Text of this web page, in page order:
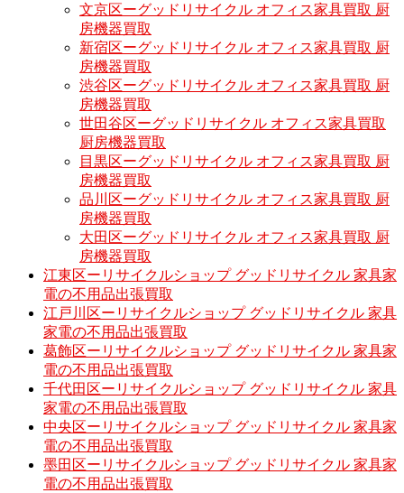
文京区ーグッドリサイクル オフィス家具買取 厨
房機器買取
新宿区ーグッドリサイクル オフィス家具買取 厨
房機器買取
渋谷区ーグッドリサイクル オフィス家具買取 厨
房機器買取
世田谷区ーグッドリサイクル オフィス家具買取
厨房機器買取
目黒区ーグッドリサイクル オフィス家具買取 厨
房機器買取
品川区ーグッドリサイクル オフィス家具買取 厨
房機器買取
大田区ーグッドリサイクル オフィス家具買取 厨
房機器買取
江東区ーリサイクルショップ グッドリサイクル 家具家
電の不用品出張買取
江戸川区ーリサイクルショップ グッドリサイクル 家具
家電の不用品出張買取
葛飾区ーリサイクルショップ グッドリサイクル 家具家
電の不用品出張買取
千代田区ーリサイクルショップ グッドリサイクル 家具
家電の不用品出張買取
中央区ーリサイクルショップ グッドリサイクル 家具家
電の不用品出張買取
墨田区ーリサイクルショップ グッドリサイクル 家具家
電の不用品出張買取